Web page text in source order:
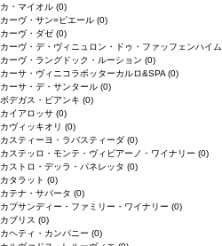
カ・マイオル (0)
カーヴ・サン=ピエール (0)
カーヴ・ダゼ (0)
カーヴ・デ・ヴィニュロン・ドゥ・ファッフェンハイム
カーヴ・ラングドック・ルーション (0)
カーサ・ヴィニコラボッターカルロ&SPA (0)
カーサ・デ・サンタール (0)
ボデガス・ビアンキ (0)
カイアロッサ (0)
カヴィッキオリ (0)
カスティーヨ・ラバスティーダ (0)
カステッロ・モンテ・ヴィビアーノ・ワイナリー (0)
カストロ・デッラ・パネレッタ (0)
カタラット (0)
カテナ・サパータ (0)
カプサンディー・ファミリー・ワイナリー (0)
カブリス (0)
カヘティ・カンパニー (0)